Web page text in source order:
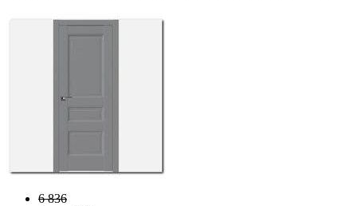
6 836